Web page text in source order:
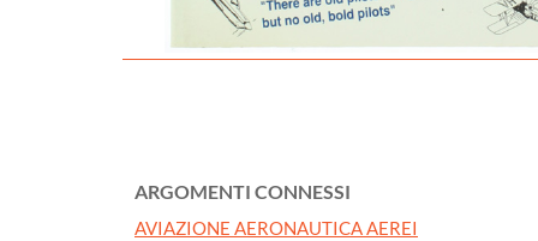
ARGOMENTI CONNESSI
AVIAZIONE AERONAUTICA AEREI